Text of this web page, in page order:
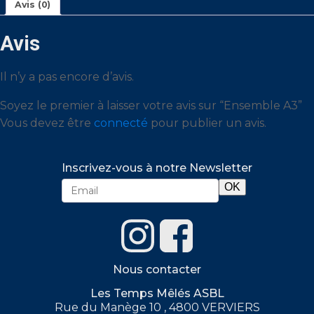
Avis (0)
Avis
Il n’y a pas encore d’avis.
Soyez le premier à laisser votre avis sur “Ensemble A3”
Vous devez être connecté pour publier un avis.
Inscrivez-vous à notre Newsletter
Nous contacter
Les Temps Mêlés ASBL
Rue du Manège 10 , 4800 VERVIERS